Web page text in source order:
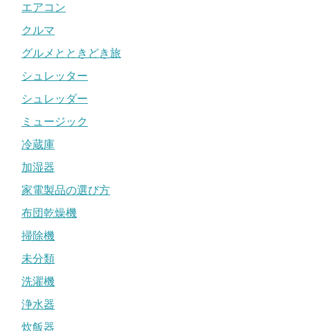
エアコン
クルマ
グルメとときどき旅
シュレッター
シュレッダー
ミュージック
冷蔵庫
加湿器
家電製品の選び方
布団乾燥機
掃除機
未分類
洗濯機
浄水器
炊飯器